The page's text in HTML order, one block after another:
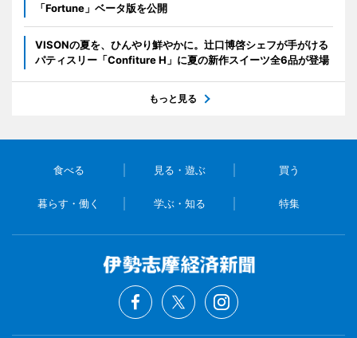
「Fortune」ベータ版を公開
VISONの夏を、ひんやり鮮やかに。辻口博啓シェフが手がける
パティスリー「Confiture H」に夏の新作スイーツ全6品が登場
もっと見る
食べる 見る・遊ぶ 買う
暮らす・働く 学ぶ・知る 特集